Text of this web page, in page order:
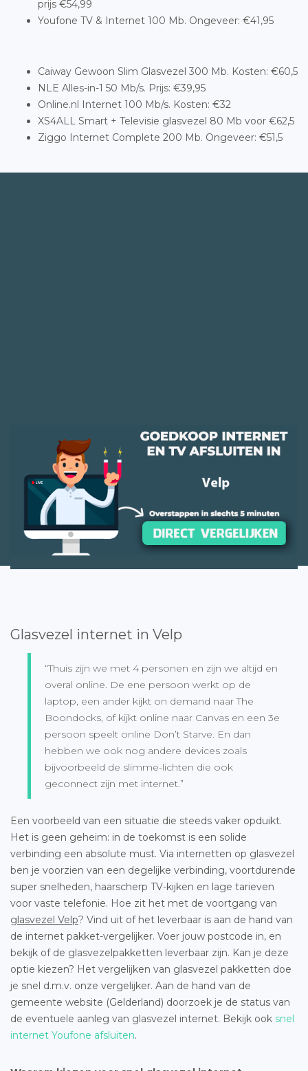
prijs €54,99
Youfone TV & Internet 100 Mb. Ongeveer: €41,95
Caiway Gewoon Slim Glasvezel 300 Mb. Kosten: €60,5
NLE Alles-in-1 50 Mb/s. Prijs: €39,95
Online.nl Internet 100 Mb/s. Kosten: €32
XS4ALL Smart + Televisie glasvezel 80 Mb voor €62,5
Ziggo Internet Complete 200 Mb. Ongeveer: €51,5
Glasvezel internet in Velp
“Thuis zijn we met 4 personen en zijn we altijd en
overal online. De ene persoon werkt op de
laptop, een ander kijkt on demand naar The
Boondocks, of kijkt online naar Canvas en een 3e
persoon speelt online Don’t Starve. En dan
hebben we ook nog andere devices zoals
bijvoorbeeld de slimme-lichten die ook
geconnect zijn met internet.”
Een voorbeeld van een situatie die steeds vaker opduikt.
Het is geen geheim: in de toekomst is een solide
verbinding een absolute must. Via internetten op glasvezel
ben je voorzien van een degelijke verbinding, voortdurende
super snelheden, haarscherp TV-kijken en lage tarieven
voor vaste telefonie. Hoe zit het met de voortgang van
glasvezel Velp? Vind uit of het leverbaar is aan de hand van
de internet pakket-vergelijker. Voer jouw postcode in, en
bekijk of de glasvezelpakketten leverbaar zijn. Kan je deze
optie kiezen? Het vergelijken van glasvezel pakketten doe
je snel d.m.v. onze vergelijker. Aan de hand van de
gemeente website (Gelderland) doorzoek je de status van
de eventuele aanleg van glasvezel internet. Bekijk ook snel
internet Youfone afsluiten.